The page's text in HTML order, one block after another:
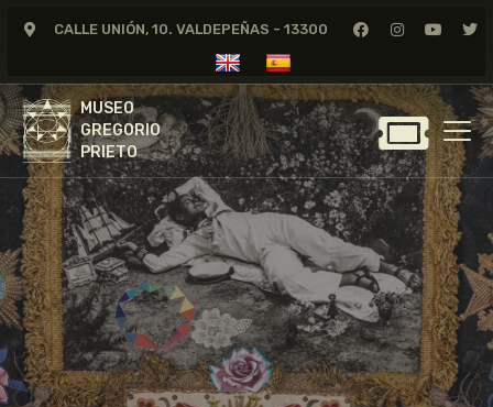
CALLE UNIÓN, 10. VALDEPEÑAS - 13300
MUSEO
GREGORIO
PRIETO
MUSEO
GREGORIO
PRIETO
GREGORIO PRIETO
MUSEO
ARCHIVO
CERTAMEN DE DIBUJO
FUNDACIÓN
TIENDA
NOTICIAS